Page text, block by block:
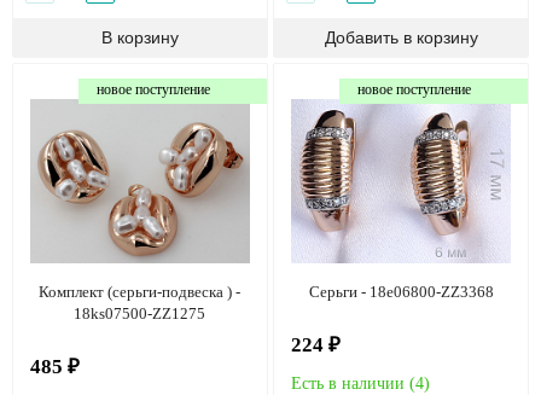
новое поступление
Комплект (серьги-подвеска ) -
18ks07500-ZZ1275
485 ₽
новое поступление
Серьги - 18e06800-ZZ3368
224 ₽
Есть в наличии (4)